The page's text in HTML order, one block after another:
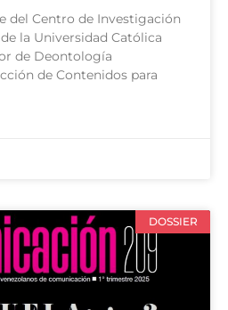
del Centro de Investigación
la Universidad Católica
de Deontología
de Contenidos para
DOSSIER